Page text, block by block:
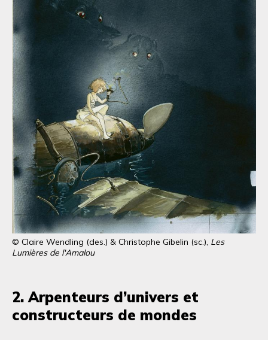
© Claire Wendling (des.) & Christophe Gibelin (sc.), Les
Lumières de l'Amalou
2. Arpenteurs d’univers et
constructeurs de mondes